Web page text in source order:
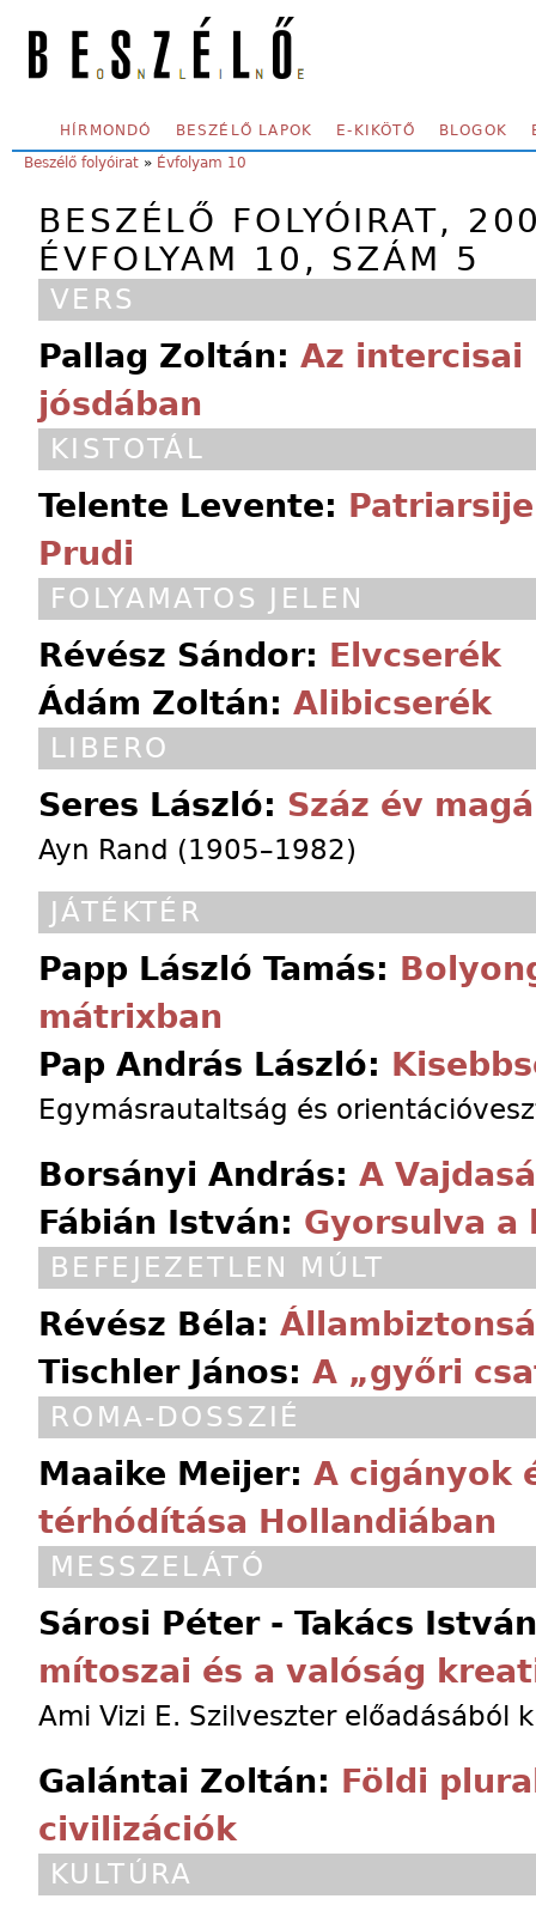
SECONDARY MENU
HÍRMONDÓ BESZÉLŐ LAPOK E-KIKÖTŐ BLOGOK
YOU ARE HERE:
Beszélő folyóirat » Évfolyam 10
BESZÉLŐ FOLYÓIRAT,
ÉVFOLYAM 10, SZÁM 5
VERS
Pallag Zoltán: Az intercisai
jósdában
KISTOTÁL
Telente Levente: Patriarsije
Prudi
FOLYAMATOS JELEN
Révész Sándor: Elvcserék
Ádám Zoltán: Alibicserék
LIBERO
Seres László: Száz év
Ayn Rand (1905–1982)
JÁTÉKTÉR
Papp László Tamás:
mátrixban
Pap András László:
Egymásrautaltság és
Borsányi András: A
Fábián István: Gyorsulva a
BEFEJEZETLEN MÚLT
Révész Béla:
Tischler János: A „győri
ROMA-DOSSZIÉ
Maaike Meijer: A cigányok
térhódítása Hollandiában
MESSZELÁTÓ
Sárosi Péter - Takács
mítoszai és a valóság
Ami Vizi E. Szilveszter előadásából
Galántai Zoltán: Földi
civilizációk
KULTÚRA